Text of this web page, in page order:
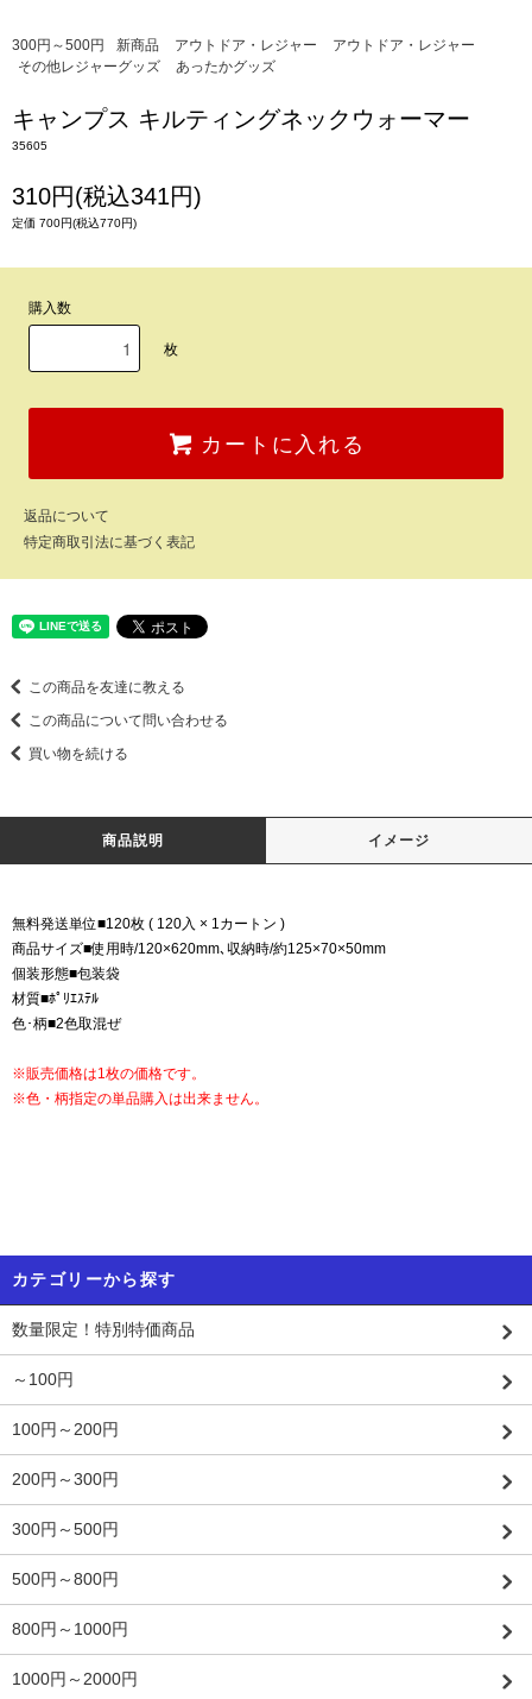
300円～500円 新商品 アウトドア・レジャー
アウトドア・レジャー
その他レジャーグッズ
あったかグッズ
キャンプス キルティングネックウォーマー
35605
310円(税込341円)
定価 700円(税込770円)
購入数
枚
カートに入れる
返品について
特定商取引法に基づく表記
この商品を友達に教える
この商品について問い合わせる
買い物を続ける
商品説明 イメージ
無料発送単位■120枚 ( 120入 × 1カートン )
商品サイズ■使用時/120×620mm､収納時/約125×70×50mm
個装形態■包装袋
材質■ﾎﾟﾘｴｽﾃﾙ
色･柄■2色取混ぜ
※販売価格は1枚の価格です。
※色・柄指定の単品購入は出来ません。
カテゴリーから探す
数量限定！特別特価商品
～100円
100円～200円
200円～300円
300円～500円
500円～800円
800円～1000円
1000円～2000円